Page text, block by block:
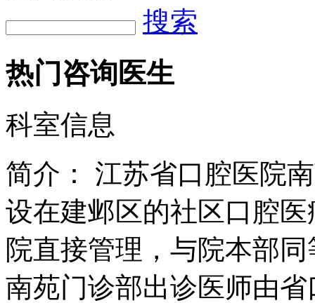
搜索
热门咨询医生
科室信息
简介：
江苏省口腔医院
设在建邺区的社区口腔
院直接管理，与院本部
南苑门诊部出诊医师由